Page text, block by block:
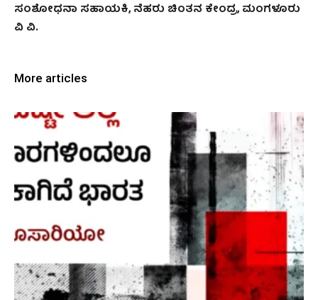
ಸಂಶೋಧನಾ ಸಹಾಯಕಿ, ನೆಹರು ಚಿಂತನ ಕೇಂದ್ರ, ಮಂಗಳೂರು
ವಿ ವಿ.
More articles